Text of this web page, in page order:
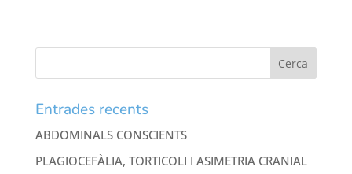
Entrades recents
ABDOMINALS CONSCIENTS
PLAGIOCEFÀLIA, TORTICOLI I ASIMETRIA CRANIAL